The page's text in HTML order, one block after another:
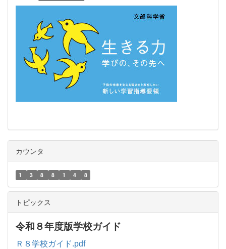
カウンタ
1 3 8 8 1 4 8
トピックス
令和８年度版学校ガイド
Ｒ８学校ガイド.pdf